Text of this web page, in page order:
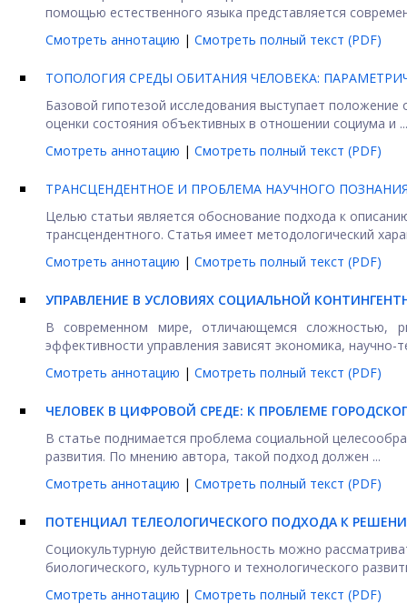
помощью естественного языка представляется
Смотреть аннотацию | Смотреть полный текст (PDF)
ТОПОЛОГИЯ СРЕДЫ ОБИТАНИЯ ЧЕЛОВЕКА:
Базовой гипотезой исследования выступает
оценки состояния объективных в отношении социума и ...
Смотреть аннотацию | Смотреть полный текст (PDF)
ТРАНСЦЕНДЕНТНОЕ И ПРОБЛЕМА НАУЧНОГО
Целью статьи является обоснование подхода к
трансцендентного. Статья имеет методологический
Смотреть аннотацию | Смотреть полный текст (PDF)
УПРАВЛЕНИЕ В УСЛОВИЯХ СОЦИАЛЬНОЙ
В современном мире, отличающемся сложностью,
эффективности управления зависят экономика, научно-
Смотреть аннотацию | Смотреть полный текст (PDF)
ЧЕЛОВЕК В ЦИФРОВОЙ СРЕДЕ: К ПРОБЛЕМЕ
В статье поднимается проблема социальной
развития. По мнению автора, такой подход должен ...
Смотреть аннотацию | Смотреть полный текст (PDF)
ПОТЕНЦИАЛ ТЕЛЕОЛОГИЧЕСКОГО ПОДХОДА К
Социокультурную действительность можно
биологического, культурного и технологического
Смотреть аннотацию | Смотреть полный текст (PDF)